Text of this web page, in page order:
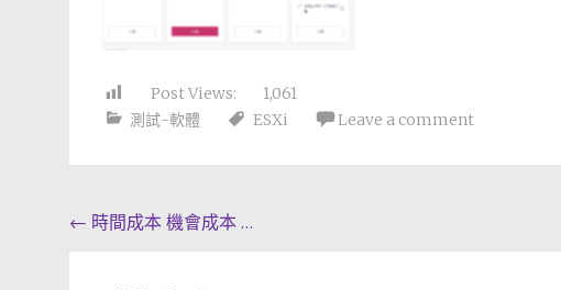
Post Views:
1,061
測試-軟體
ESXi Leave a comment
Post
← 時間成本 機會成本 …